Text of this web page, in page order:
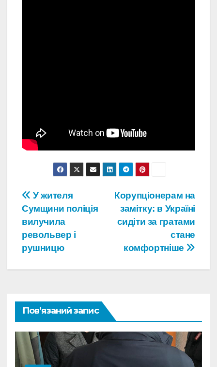
Навігація
записів
Корупціонерам на
замітку: в Україні
сидіти за гратами
стане
комфортніше
У жителя
Сумщини поліція
вилучила
револьвер і
рушницю
Пов’язаний запис